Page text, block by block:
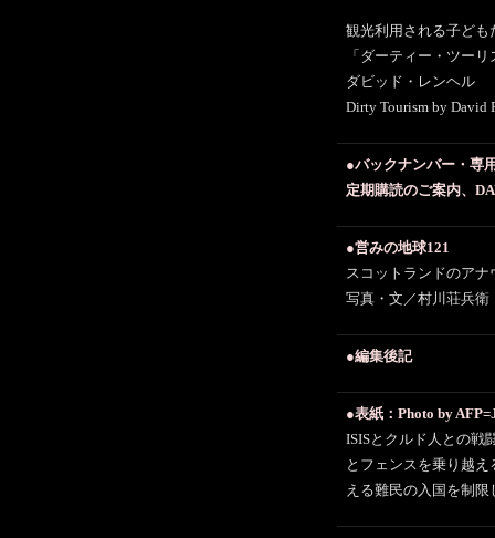
観光利用される子ども
「ダーティー・ツーリ
ダビッド・レンヘル
Dirty Tourism by David
●バックナンバー・専
定期購読のご案内、
●営みの地球121
スコットランドのアナ
写真・文／村川荘兵衛
●編集後記
●表紙：Photo by
ISISとクルド人との戦
とフェンスを乗り越
える難民の入国を制限